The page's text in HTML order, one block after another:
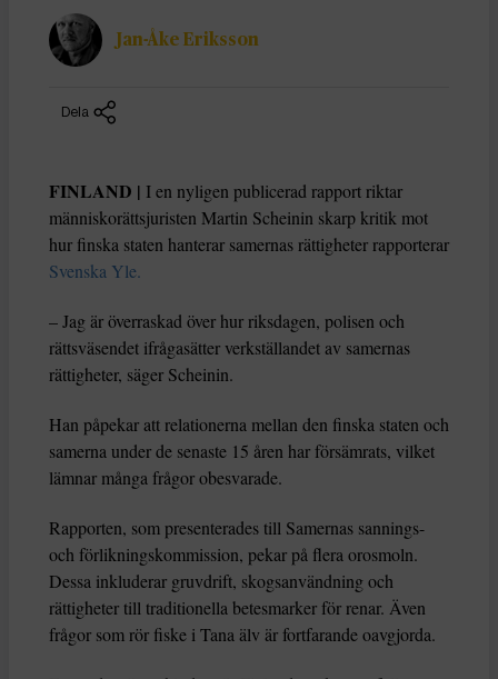
Jan-Åke Eriksson
Dela
FINLAND | I en nyligen publicerad rapport riktar
människorättsjuristen Martin Scheinin skarp kritik mot
hur finska staten hanterar samernas rättigheter rapporterar
Svenska Yle.
– Jag är överraskad över hur riksdagen, polisen och
rättsväsendet ifrågasätter verkställandet av samernas
rättigheter, säger Scheinin.
Han påpekar att relationerna mellan den finska staten och
samerna under de senaste 15 åren har försämrats, vilket
lämnar många frågor obesvarade.
Rapporten, som presenterades till Samernas sannings-
och förlikningskommission, pekar på flera orosmoln.
Dessa inkluderar gruvdrift, skogsanvändning och
rättigheter till traditionella betesmarker för renar. Även
frågor som rör fiske i Tana älv är fortfarande oavgjorda.